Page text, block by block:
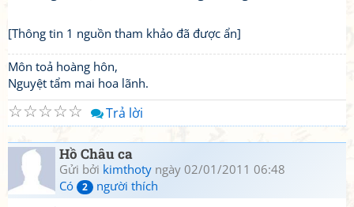
[Thông tin 1 nguồn tham khảo đã được ẩn]
Môn toả hoàng hôn,
Nguyệt tẩm mai hoa lãnh.
☆
☆
☆
☆
☆ Trả lời
Hồ Châu ca
Gửi bởi kimthoty ngày 02/01/2011 06:48
Có
2 người thích